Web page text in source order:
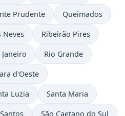
Prudente Queimados
Neves Ribeirão Pires
Rio Grande
d'Oeste
Luzia Santa Maria
Santos São Caetano do Sul